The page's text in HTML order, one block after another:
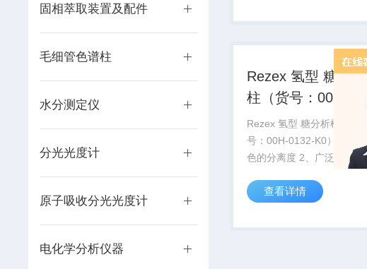
固相萃取装置及配件
毛细管色谱柱
水分测定仪
分光光度计
原子吸收分光光度计
电化学分析仪器
Rezex 氢型 糖分析
柱（货号：00H-
0132-K0）
Rezex 氢型 糖分析柱（货
号：00H-0132-K0）1、出
色的分离度 2、广泛的选择
现性 4、推荐替代Bio-Rad
查看详情